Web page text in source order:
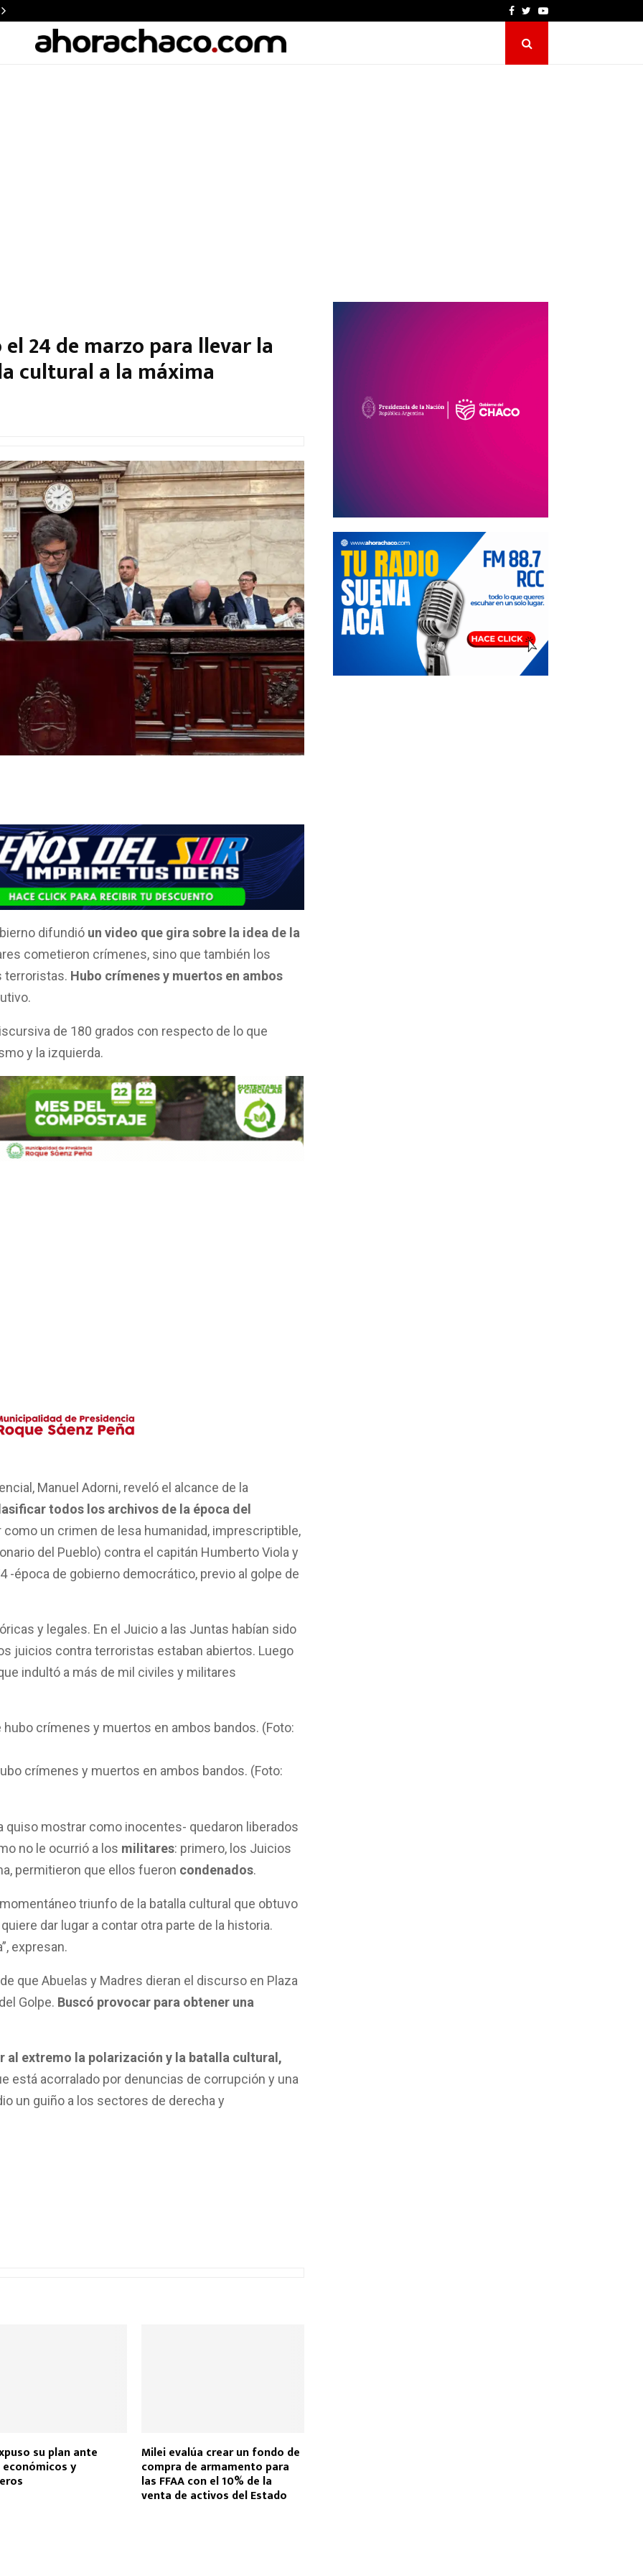
Facebook
TwitterYoutube
24 de marzo para llevar la
cultural a la máxima
difundió un video que gira sobre la idea de la
cometieron crímenes, sino que también los
terroristas. Hubo crímenes y muertos en ambos
de 180 grados con respecto de lo que
y la izquierda.
Manuel Adorni, reveló el alcance de la
todos los archivos de la época del
un crimen de lesa humanidad, imprescriptible,
del Pueblo) contra el capitán Humberto Viola y
-época de gobierno democrático, previo al golpe de
y legales. En el Juicio a las Juntas habían sido
juicios contra terroristas estaban abiertos. Luego
indultó a más de mil civiles y militares
crímenes y muertos en ambos bandos. (Foto:
quiso mostrar como inocentes- quedaron liberados
no le ocurrió a los militares: primero, los Juicios
permitieron que ellos fueron condenados.
triunfo de la batalla cultural que obtuvo
dar lugar a contar otra parte de la historia.
expresan.
que Abuelas y Madres dieran el discurso en Plaza
Golpe. Buscó provocar para obtener una
al extremo la polarización y la batalla cultural,
está acorralado por denuncias de corrupción y una
un guiño a los sectores de derecha y
su plan ante
y
Milei evalúa crear un fondo de
compra de armamento para
las FFAA con el 10% de la
venta de activos del Estado